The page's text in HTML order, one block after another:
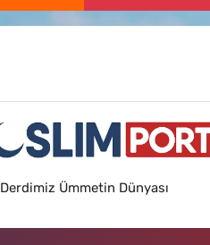
Derdimiz Ümmetin Dünyası